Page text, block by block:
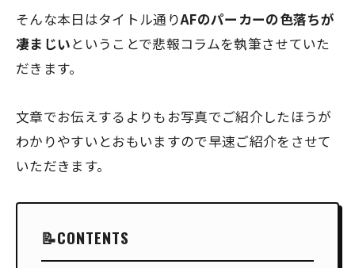
そんな本日はタイトル通りAFのパーカーの色落ちが
凄まじいということで悲報コラムを執筆させていた
だきます。
文章でお伝えするよりもお写真でご紹介したほうが
わかりやすいとおもいますので早速ご紹介をさせて
いただきます。
CONTENTS